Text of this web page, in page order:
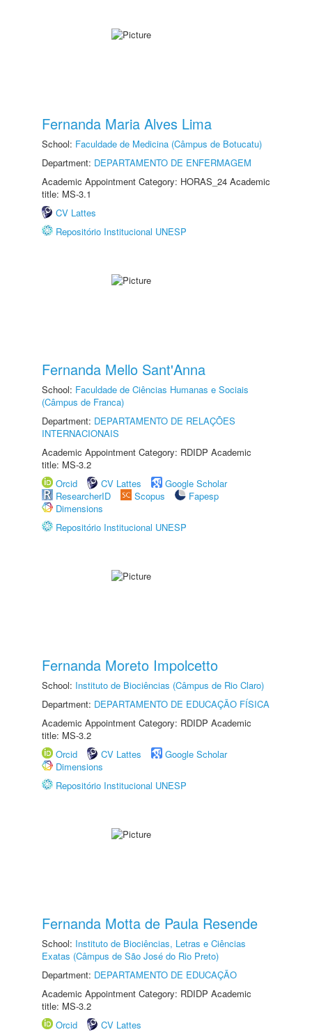
Fernanda Maria Alves Lima
School: Faculdade de Medicina (Câmpus de Botucatu)
Department: DEPARTAMENTO DE ENFERMAGEM
Academic Appointment Category: HORAS_24 Academic
title: MS-3.1
CV Lattes
Repositório Institucional UNESP
Fernanda Mello Sant'Anna
School: Faculdade de Ciências Humanas e Sociais
(Câmpus de Franca)
Department: DEPARTAMENTO DE RELAÇÕES
INTERNACIONAIS
Academic Appointment Category: RDIDP Academic
title: MS-3.2
Orcid
CV Lattes
Google Scholar
ResearcherID
Scopus
Fapesp
Dimensions
Repositório Institucional UNESP
Fernanda Moreto Impolcetto
School: Instituto de Biociências (Câmpus de Rio Claro)
Department: DEPARTAMENTO DE EDUCAÇÃO FÍSICA
Academic Appointment Category: RDIDP Academic
title: MS-3.2
Orcid
CV Lattes
Google Scholar
Dimensions
Repositório Institucional UNESP
Fernanda Motta de Paula Resende
School: Instituto de Biociências, Letras e Ciências
Exatas (Câmpus de São José do Rio Preto)
Department: DEPARTAMENTO DE EDUCAÇÃO
Academic Appointment Category: RDIDP Academic
title: MS-3.2
Orcid
CV Lattes